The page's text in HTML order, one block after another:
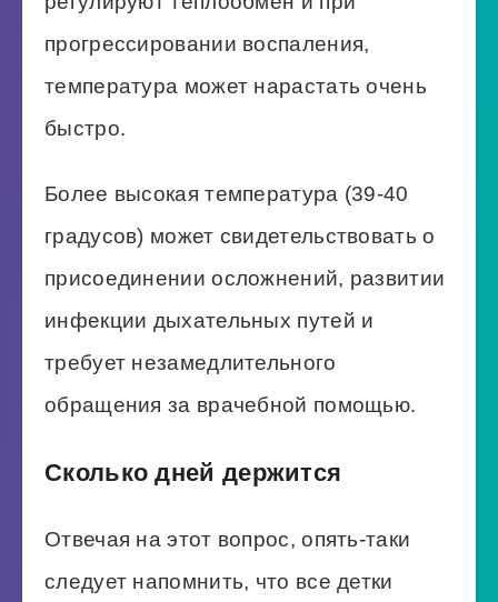
прогрессировании воспаления,
температура может нарастать очень
быстро.
Более высокая температура (39-40
градусов) может свидетельствовать о
присоединении осложнений, развитии
инфекции дыхательных путей и
требует незамедлительного
обращения за врачебной помощью.
Сколько дней держится
Отвечая на этот вопрос, опять-таки
следует напомнить, что все детки